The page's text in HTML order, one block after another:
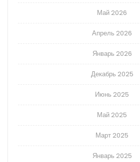
Май 2026
Апрель 2026
Январь 2026
Декабрь 2025
Июнь 2025
Май 2025
Март 2025
Январь 2025